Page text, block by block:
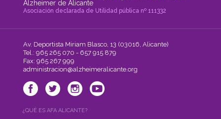
Alzheimer de Alicante
Asociación declarada de Utilidad pública nº 111332
Av. Deportista Miriam Blasco, 13 (03016, Alicante)
Tel.: 965 265 070 - 657 915 879
Fax: 965 267 999
administracion@alzheimeralicante.org
¿QUÉ ES AFA ALICANTE?